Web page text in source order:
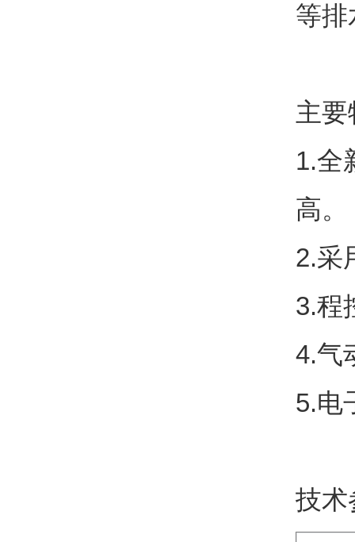
等排
主
1.全
高。
2.采
3.程
4.气
5.电
技术